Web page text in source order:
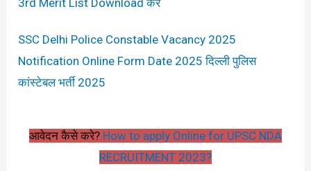
3rd Merit List Download करे
SSC Delhi Police Constable Vacancy 2025
Notification Online Form Date 2025 दिल्ली पुलिस
कांस्टेबल भर्ती 2025
आवेदन कैसे करे? How to apply Online for UPSC NDA
RECRUITMENT 2023?